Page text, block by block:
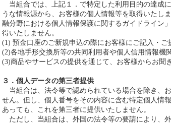
当組合では、上記１．で特定した利用目的の達成
うな情報源から、お客様の個人情報等を取得いたし
融分野における個人情報保護に関するガイドライン
得いたしません。
(1) 預金口座のご新規申込の際にお客様にご記入・
(2)各地手形交換所等の共同利用者や個人信用情報機
(3)商品やサービスの提供を通じて、お客様からお聞
３．個人データの第三者提供
当組合は、法令等で認められている場合を除き、
せん。但し、個人番号をその内容に含む特定個人情
あっても、これを第三者に提供いたしません。
ただし、当組合は、外国の法令等の要請により、